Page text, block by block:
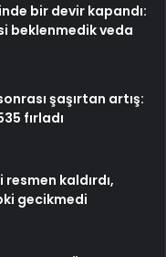
bir devir kapandı:
beklenmedik veda
şaşırtan artış:
fırladı
kaldırdı,
gecikmedi